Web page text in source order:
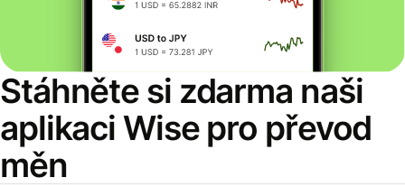
Stáhněte si zdarma naši
aplikaci Wise pro převod
měn